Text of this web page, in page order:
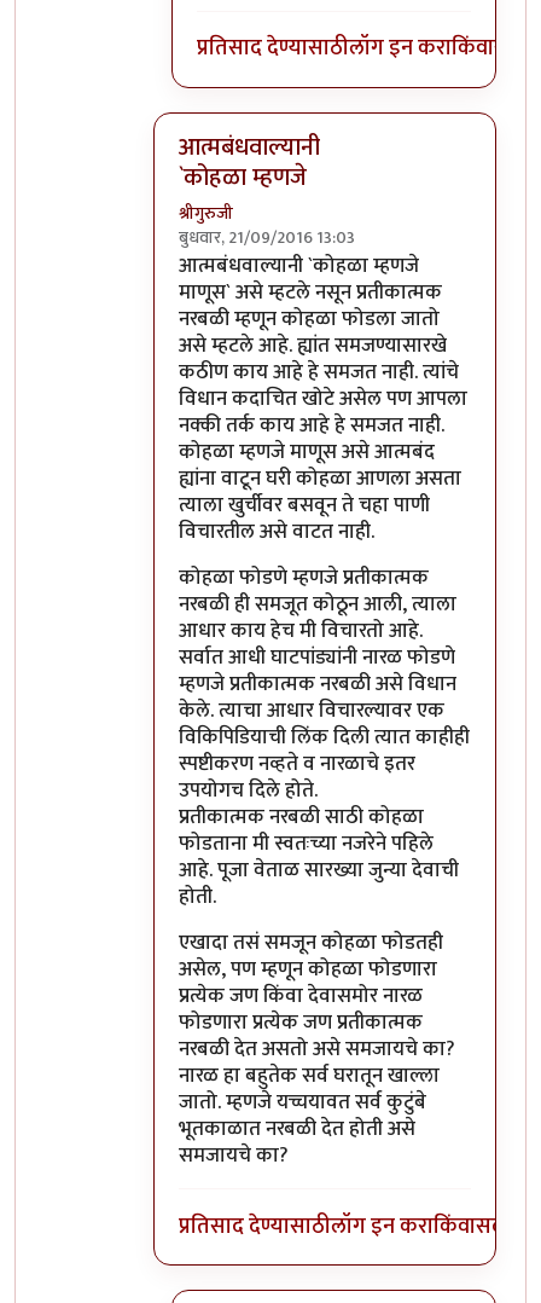
प्रतिसाद देण्यासाठीलॉग इन कराकिंवा
आत्मबंधवाल्यानी
`कोहळा म्हणजे
श्रीगुरुजी
बुधवार, 21/09/2016 13:03
In reply toआत्मबंधवाल्यानी `कोहळा म्हणजे
आत्मबंधवाल्यानी `कोहळा म्हणजे
माणूस` असे म्हटले नसून प्रतीकात्मक
नरबळी म्हणून कोहळा फोडला जातो
असे म्हटले आहे. ह्यांत समजण्यासारखे
कठीण काय आहे हे समजत नाही. त्यांचे
विधान कदाचित खोटे असेल पण आपला
नक्की तर्क काय आहे हे समजत नाही.
कोहळा म्हणजे माणूस असे आत्मबंद
ह्यांना वाटून घरी कोहळा आणला असता
त्याला खुर्चीवर बसवून ते चहा पाणी
विचारतील असे वाटत नाही.
कोहळा फोडणे म्हणजे प्रतीकात्मक
नरबळी ही समजूत कोठून आली, त्याला
आधार काय हेच मी विचारतो आहे.
सर्वात आधी घाटपांड्यांनी नारळ फोडणे
म्हणजे प्रतीकात्मक नरबळी असे विधान
केले. त्याचा आधार विचारल्यावर एक
विकिपिडियाची लिंक दिली त्यात काहीही
स्पष्टीकरण नव्हते व नारळाचे इतर
उपयोगच दिले होते.
प्रतीकात्मक नरबळी साठी कोहळा
फोडताना मी स्वतःच्या नजरेने पहिले
आहे. पूजा वेताळ सारख्या जुन्या देवाची
होती.
एखादा तसं समजून कोहळा फोडतही
असेल, पण म्हणून कोहळा फोडणारा
प्रत्येक जण किंवा देवासमोर नारळ
फोडणारा प्रत्येक जण प्रतीकात्मक
नरबळी देत असतो असे समजायचे का?
नारळ हा बहुतेक सर्व घरातून खाल्ला
जातो. म्हणजे यच्चयावत सर्व कुटुंबे
भूतकाळात नरबळी देत होती असे
समजायचे का?
प्रतिसाद देण्यासाठीलॉग इन कराकिंवासदस्य